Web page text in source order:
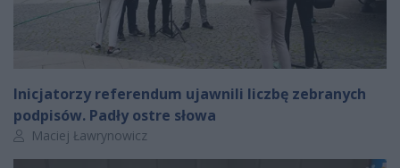
Inicjatorzy referendum ujawnili liczbę zebranych
podpisów. Padły ostre słowa
Autor artykułu:
Maciej Ławrynowicz